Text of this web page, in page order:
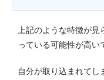
上記のような特徴が
っている可能性が高い
自分が取り込まれてし